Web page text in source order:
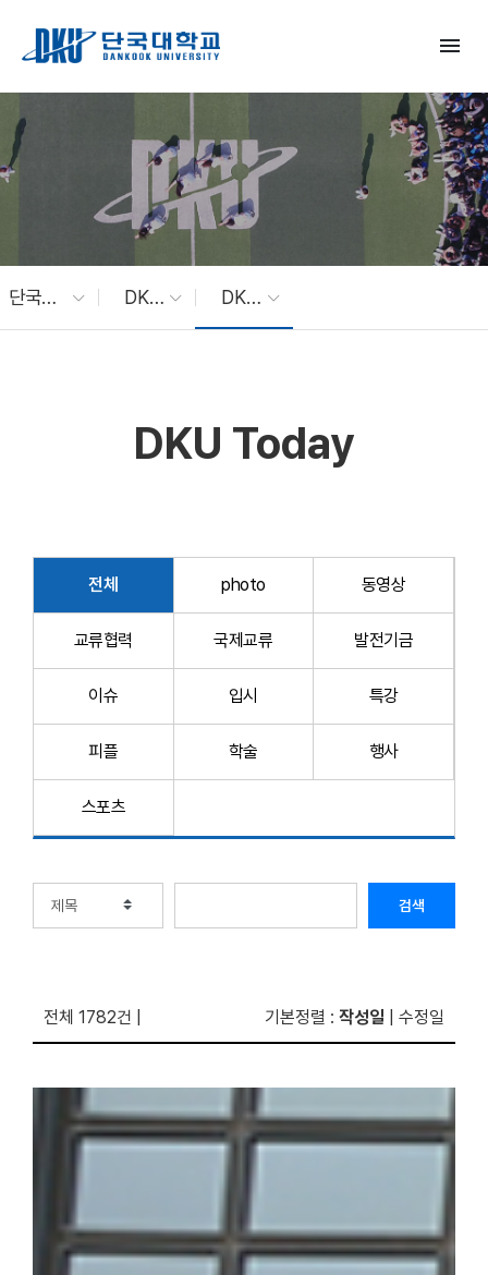
menu
단국대 소식 DKU News DKU Today
DKU Today
전체 photo 동영상
교류협력 국제교류 발전기금
이슈 입시 특강
피플 학술 행사
스포츠
검색
전체 1782건 기본정렬 : 작성일 수정일